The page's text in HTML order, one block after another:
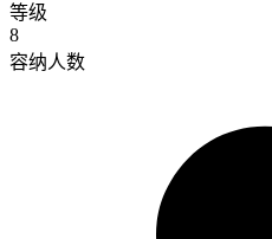
等级
8
容纳人数